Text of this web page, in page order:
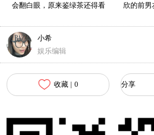
会翻白眼，原来鉴绿茶还得看
欣的前男
小希
娱乐编辑
收藏 | 0 分享